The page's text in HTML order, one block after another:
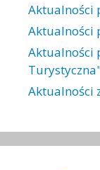
Aktualności
Aktualności
Aktualności
Aktualności